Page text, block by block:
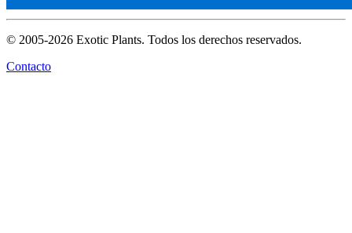
© 2005-2026 Exotic Plants. Todos los derechos reservados.
Contacto